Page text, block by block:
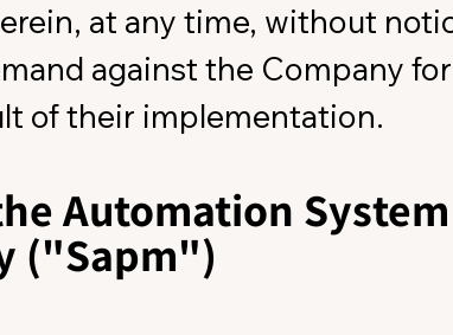
at any time, without
against the Company
of their implementation.
Automation
("Sapm")